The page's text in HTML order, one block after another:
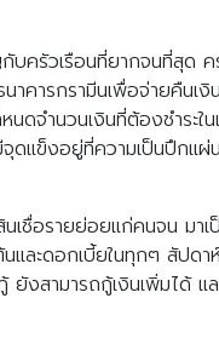
กับครัวเรือนที่ยากจนที่สุด
าคารกรามีนเพื่อจ่ายคืน
นดจำนวนเงินที่ต้องชำระ
จุดแข็งอยู่ที่ความเป็นปึก
ชื่อรายย่อยแก่คนจน มาเ
และดอกเบี้ยในทุกๆ สัปด
ามารถกู้เงินเพิ่มได้ และ